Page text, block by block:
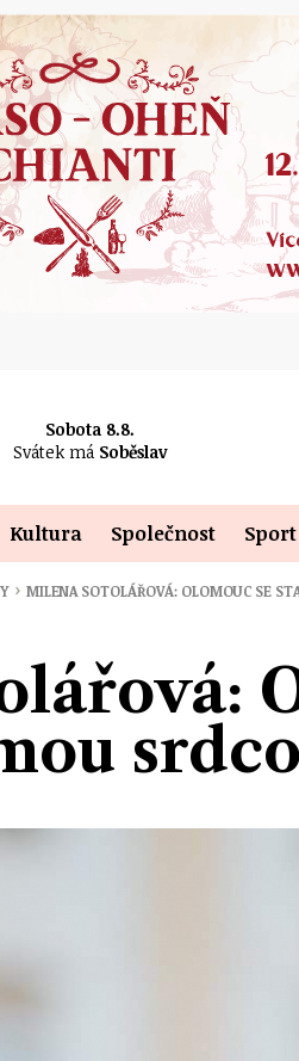
Sobota 8.8.
Svátek má Soběslav
Kultura Společnost Sport
› MILENA SOTOLÁŘOVÁ: OLOMOUC SE